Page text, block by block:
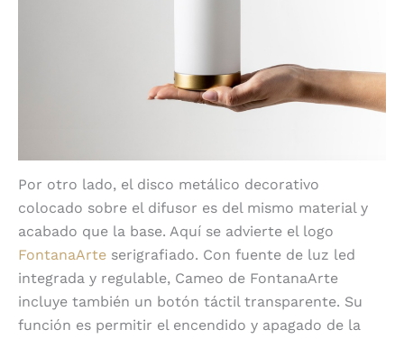
Por otro lado, el disco metálico decorativo
colocado sobre el difusor es del mismo material y
acabado que la base. Aquí se advierte el logo
FontanaArte serigrafiado. Con fuente de luz led
integrada y regulable, Cameo de FontanaArte
incluye también un botón táctil transparente. Su
función es permitir el encendido y apagado de la